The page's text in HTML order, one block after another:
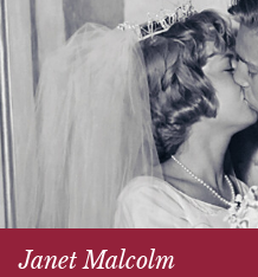
Janet Malcolm